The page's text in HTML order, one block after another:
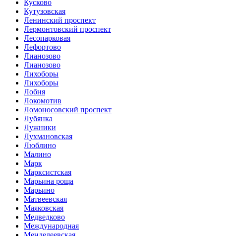
Кусково
Кутузовская
Ленинский проспект
Лермонтовский проспект
Лесопарковая
Лефортово
Лианозово
Лианозово
Лихоборы
Лихоборы
Лобня
Локомотив
Ломоносовский проспект
Лубянка
Лужники
Лухмановская
Люблино
Малино
Марк
Марксистская
Марьина роща
Марьино
Матвеевская
Маяковская
Медведково
Международная